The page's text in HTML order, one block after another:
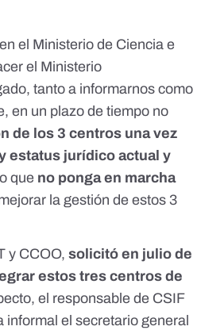
el Ministerio de Ciencia e
el Ministerio
tanto a informarnos como
en un plazo de tiempo no
de los 3 centros una vez
estatus jurídico actual y
que no ponga en marcha
la gestión de estos 3
y CCOO,solicitó en julio de
estos tres centros de
el responsable de CSIF
el secretario general